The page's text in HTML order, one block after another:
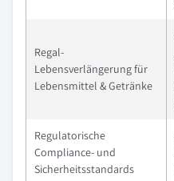
Regal-
Lebensverlängerung für
Lebensmittel & Getränke
Regulatorische
Compliance- und
Sicherheitsstandards